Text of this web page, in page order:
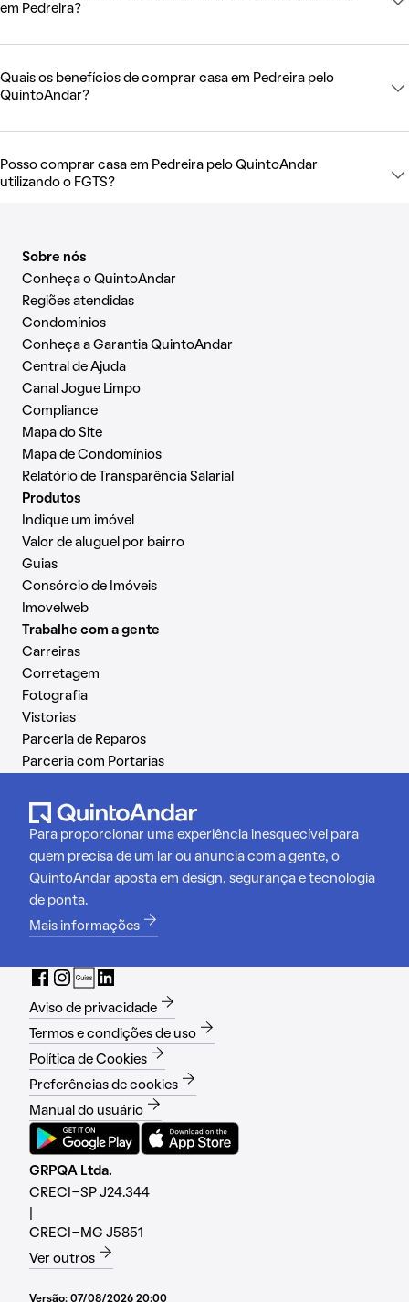
em Pedreira?
Quais os benefícios de comprar casa em Pedreira pelo
QuintoAndar?
Posso comprar casa em Pedreira pelo QuintoAndar
utilizando o FGTS?
Sobre nós
Conheça o QuintoAndar
Regiões atendidas
Condomínios
Conheça a Garantia QuintoAndar
Central de Ajuda
Canal Jogue Limpo
Compliance
Mapa do Site
Mapa de Condomínios
Relatório de Transparência Salarial
Produtos
Indique um imóvel
Valor de aluguel por bairro
Guias
Consórcio de Imóveis
Imovelweb
Trabalhe com a gente
Carreiras
Corretagem
Fotografia
Vistorias
Parceria de Reparos
Parceria com Portarias
Para proporcionar uma experiência inesquecível para
quem precisa de um lar ou anuncia com a gente, o
QuintoAndar aposta em design, segurança e tecnologia
de ponta.
Mais informações
Aviso de privacidade
Termos e condições de uso
Política de Cookies
Preferências de cookies
Manual do usuário
GRPQA Ltda.
CRECI-SP J24.344
CRECI-MG J5851
Ver outros
Versão: 07/08/2026 20:00